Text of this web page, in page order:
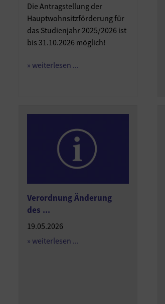
Die Antragstellung der
Hauptwohnsitzförderung für
das Studienjahr 2025/2026 ist
bis 31.10.2026 möglich!
» weiterlesen ...
Verordnung Änderung
des ...
19.05.2026
» weiterlesen ...